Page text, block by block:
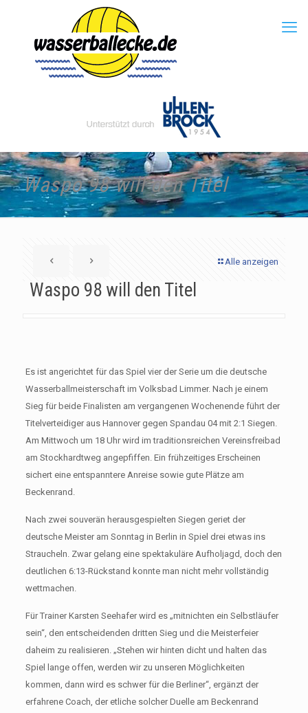
Waspo 98 will den Titel
Alle anzeigen
Waspo 98 will den Titel
Es ist angerichtet für das Spiel vier der Serie um die deutsche
Wasserballmeisterschaft im Volksbad Limmer. Nach je einem
Sieg für beide Finalisten am vergangenen Wochenende führt der
Titelverteidiger aus Hannover gegen Spandau 04 mit 2:1 Siegen.
Am Mittwoch um 18 Uhr wird im traditionsreichen Vereinsfreibad
am Stockhardtweg angepfiffen. Ein frühzeitiges Erscheinen
sichert eine entspanntere Anreise sowie gute Plätze am
Beckenrand.
Nach zwei souverän herausgespielten Siegen geriet der
deutsche Meister am Sonntag in Berlin in Spiel drei etwas ins
Straucheln. Zwar gelang eine spektakuläre Aufholjagd, doch den
deutlichen 6:13-Rückstand konnte man nicht mehr vollständig
wettmachen.
Für Trainer Karsten Seehafer wird es „mitnichten ein Selbstläufer
sein“, den entscheidenden dritten Sieg und die Meisterfeier
daheim zu realisieren. „Stehen wir hinten dicht und halten das
Spiel lange offen, werden wir zu unseren Möglichkeiten
kommen, dann wird es schwer für die Berliner“, ergänzt der
erfahrene Coach, der etliche solcher Duelle am Beckenrand